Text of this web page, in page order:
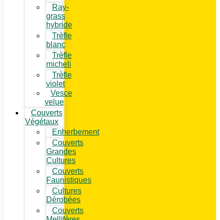
Ray-
grass
hybride
Trèfle
blanc
Trèfle
micheli
Trèfle
violet
Vesce
velue
Couverts
Végétaux
Enherbement
Couverts
Grandes
Cultures
Couverts
Faunistiques
Cultures
Dérobées
Couverts